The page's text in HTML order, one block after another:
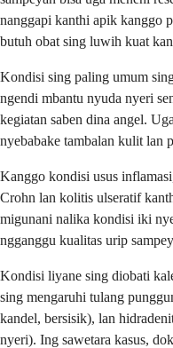
nanggapi kanthi apik kanggo
butuh obat sing luwih kuat
Kondisi sing paling umum
ngendi mbantu nyuda nyeri
kegiatan saben dina angel.
nyebabake tambalan kulit lan
Kanggo kondisi usus
Crohn lan kolitis ulseratif
migunani nalika kondisi iki
ngganggu kualitas urip
Kondisi liyane sing diobati
sing mengaruhi tulang
kandel, bersisik), lan
nyeri). Ing sawetara kasus,